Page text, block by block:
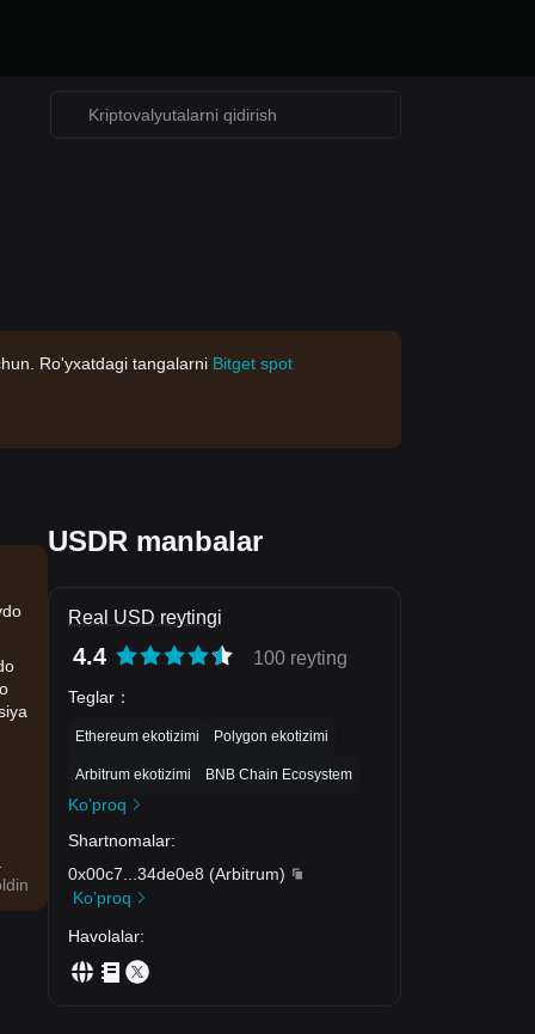
Ro'yxatdagi tangalarni Bitget spot
USDR manbalar
Real USD reytingi
4.4 100 reyting
Teglar ：
Ethereum ekotizimi Polygon ekotizimi
Arbitrum ekotizimi BNB Chain Ecosystem
Ko’proq
Shartnomalar:
0x00c7
34de0e8 (Arbitrum)
Ko’proq
Havolalar: